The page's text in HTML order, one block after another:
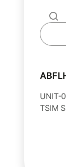
UNIT-
TSIM